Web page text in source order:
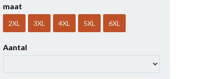
maat
2XL 3XL 4XL 5XL 6XL
Aantal